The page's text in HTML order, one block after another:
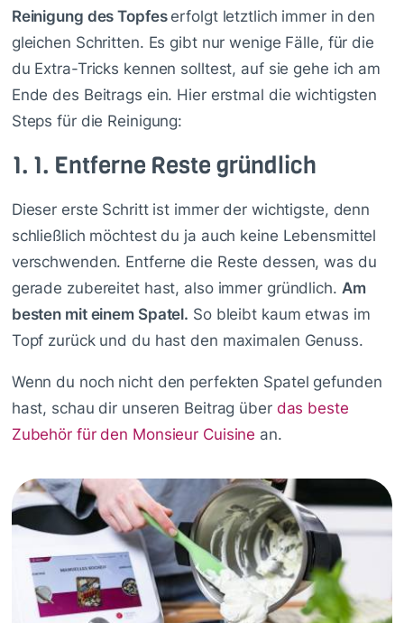
Reinigung des Topfes erfolgt letztlich immer in den
gleichen Schritten. Es gibt nur wenige Fälle, für die
du Extra-Tricks kennen solltest, auf sie gehe ich am
Ende des Beitrags ein. Hier erstmal die wichtigsten
Steps für die Reinigung:
1. 1. Entferne Reste gründlich
Dieser erste Schritt ist immer der wichtigste, denn
schließlich möchtest du ja auch keine Lebensmittel
verschwenden. Entferne die Reste dessen, was du
gerade zubereitet hast, also immer gründlich. Am
besten mit einem Spatel. So bleibt kaum etwas im
Topf zurück und du hast den maximalen Genuss.
Wenn du noch nicht den perfekten Spatel gefunden
hast, schau dir unseren Beitrag über das beste
Zubehör für den Monsieur Cuisine an.